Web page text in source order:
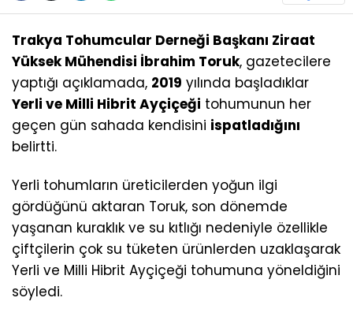
Trakya Tohumcular Derneği Başkanı Ziraat
Yüksek Mühendisi İbrahim Toruk, gazetecilere
yaptığı açıklamada, 2019 yılında başladıklar
Yerli ve Milli Hibrit Ayçiçeği tohumunun her
geçen gün sahada kendisini ispatladığını
belirtti.
Yerli tohumların üreticilerden yoğun ilgi
gördüğünü aktaran Toruk, son dönemde
yaşanan kuraklık ve su kıtlığı nedeniyle özellikle
çiftçilerin çok su tüketen ürünlerden uzaklaşarak
Yerli ve Milli Hibrit Ayçiçeği tohumuna yöneldiğini
söyledi.